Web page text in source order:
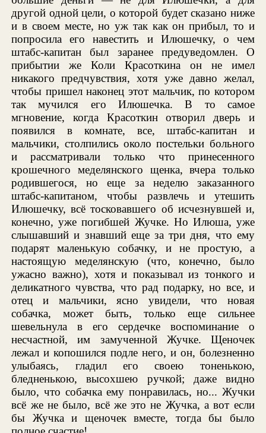
другой одной цели, о которой будет сказано ниже
и в своем месте, но уж так как он прибыл, то и
попросила его навестить и Илюшечку, о чем
штабс-капитан был заранее предуведомлен. О
прибытии же Коли Красоткина он не имел
никакого предчувствия, хотя уже давно желал,
чтобы пришел наконец этот мальчик, по котором
так мучился его Илюшечка. В то самое
мгновение, когда Красоткин отворил дверь и
появился в комнате, все, штабс-капитан и
мальчики, столпились около постельки больного
и рассматривали только что принесенного
крошечного меделянского щенка, вчера только
родившегося, но еще за неделю заказанного
штабс-капитаном, чтобы развлечь и утешить
Илюшечку, всё тосковавшего об исчезнувшей и,
конечно, уже погибшей Жучке. Но Илюша, уже
слышавший и знавший еще за три дня, что ему
подарят маленькую собачку, и не простую, а
настоящую меделянскую (что, конечно, было
ужасно важно), хотя и показывал из тонкого и
деликатного чувства, что рад подарку, но все, и
отец и мальчики, ясно увидели, что новая
собачка, может быть, только еще сильнее
шевельнула в его сердечке воспоминание о
несчастной, им замученной Жучке. Щеночек
лежал и копошился подле него, и он, болезненно
улыбаясь, гладил его своею тоненькою,
бледненькою, высохшею ручкой; даже видно
было, что собачка ему понравилась, но... Жучки
всё же не было, всё же это не Жучка, а вот если
бы Жучка и щеночек вместе, тогда бы было